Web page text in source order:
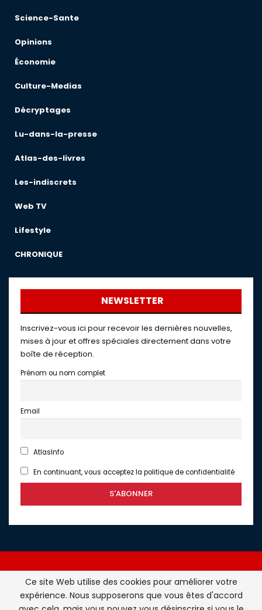
Science-Sante
Opinions
Économie
Culture-Medias
Décryptages
Lu-dans-la-presse
Atlas-des-livres
Les-indiscrets
Web TV
Lifestyle
CHRONIQUE
NEWSLETTER
Inscrivez-vous ici pour recevoir les dernières nouvelles,
mises à jour et offres spéciales directement dans votre
boîte de réception.
Prénom ou nom complet
Email
AtlasInfo
En continuant, vous acceptez la politique de confidentialité
Atlasinfo.fr : l'essentiel de l'actualité de la France et du
Ce site Web utilise des cookies pour améliorer votre
expérience. Nous supposerons que vous êtes d'accord